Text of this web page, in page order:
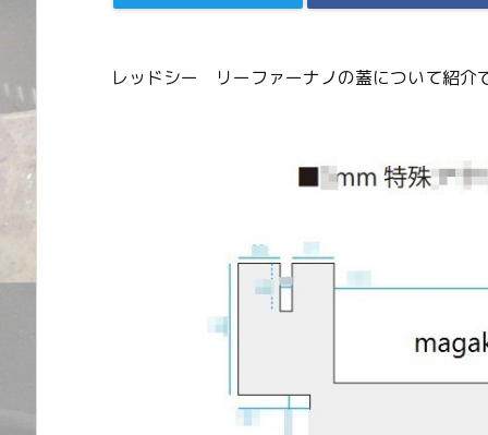
レッドシー リーファーナノの蓋について紹介